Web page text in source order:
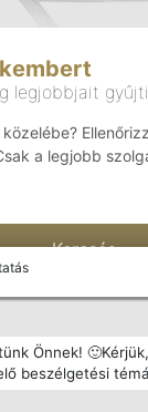
Önnek! 🙂Kérjük,
beszélgetési
legjobbjait
a legjobb
Keresés